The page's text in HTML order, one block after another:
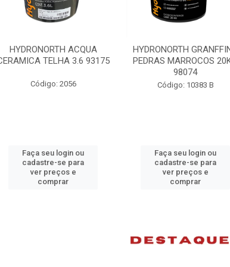
HYDRONORTH GRANFFINO
PEDRAS MARROCOS 20KG
Código: 10383 B
Faça seu login ou
cadastre-se para
ver preços e
comprar
HYDRONORTH ACQUA
INCOLOR 3.6 93194
Código: 2052
Faça seu login ou
cadastre-se para
ver preços e
comprar